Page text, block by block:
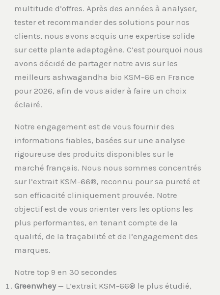
multitude d’offres. Après des années à analyser,
tester et recommander des solutions pour nos
clients, nous avons acquis une expertise solide
sur cette plante adaptogène. C’est pourquoi nous
avons décidé de partager notre avis sur les
meilleurs ashwagandha bio KSM-66 en France
pour 2026, afin de vous aider à faire un choix
éclairé.
Notre engagement est de vous fournir des
informations fiables, basées sur une analyse
rigoureuse des produits disponibles sur le
marché français. Nous nous sommes concentrés
sur l’extrait KSM-66®, reconnu pour sa pureté et
son efficacité cliniquement prouvée. Notre
objectif est de vous orienter vers les options les
plus performantes, en tenant compte de la
qualité, de la traçabilité et de l’engagement des
marques.
Notre top 9 en 30 secondes
Greenwhey— L’extrait KSM-66® le plus étudié,